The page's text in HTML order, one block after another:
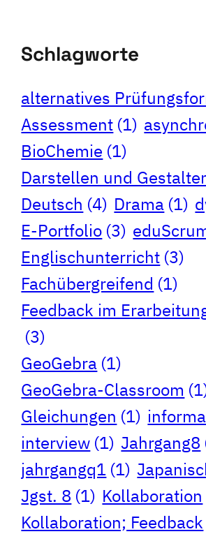
Schlagworte
alternatives
Assessment (1)
BioChemie (1)
Darstellen und
Deutsch (4) Drama (1)
E-Portfolio (3)
Englischunterricht (3)
Fachübergreifend (1)
Feedback im
(3)
GeoGebra (1)
GeoGebra-Classroom
Gleichungen (1)
interview (1) Jahrgang8
jahrgangq1 (1)
Jgst. 8 (1) Kollaboration
Kollaboration; Feedback